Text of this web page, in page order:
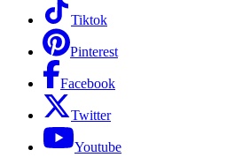
Tiktok
Pinterest
Facebook
Twitter
Youtube